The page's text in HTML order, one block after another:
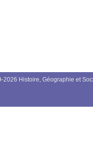
2026 Histoire, Géographie et